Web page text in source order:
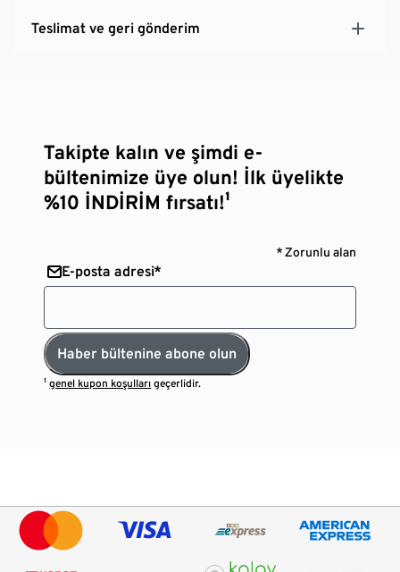
Teslimat ve geri gönderim
Takipte kalın ve şimdi e-
bültenimize üye olun! İlk üyelikte
%10 İNDİRİM fırsatı!¹
* Zorunlu alan
E-posta adresi*
Haber bültenine abone olun
¹genel kupon koşulları geçerlidir.